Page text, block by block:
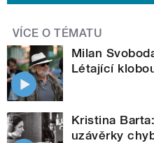
VÍCE O TÉMATU
Milan
Létající
Kristina
uzávěrky